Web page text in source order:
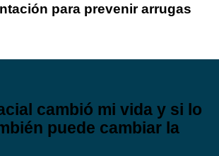
para prevenir arrugas
cambió mi vida y si lo
puede cambiar la